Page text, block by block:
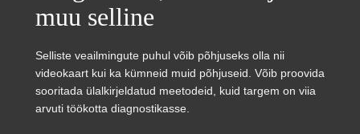
muu selline
Selliste veailmingute puhul võib põhjuseks olla nii
videokaart kui ka kümneid muid põhjuseid. Võib proovida
sooritada ülalkirjeldatud meetodeid, kuid targem on viia
arvuti töökotta diagnostikasse.